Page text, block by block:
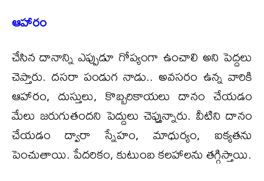
ఆహారం
చేసిన దానాన్ని ఎప్పుడూ గోప్యంగా ఉంచాలి అని పెద్దలు
చెప్తారు. దసరా పండుగ నాడు.. అవసరం ఉన్న వారికి
ఆహారం, దుస్తులు, కొబ్బరికాయలు దానం చేయడం
మేలు జరుగుతందని పెద్దులు చెప్తున్నారు. వీటిని దానం
చేయడం ద్వారా స్నేహం, మాధుర్యం, ఐక్యతను
పెంచుతాయి. పేదరికం, కుటుంబ కలహాలను తగ్గిస్తాయి.